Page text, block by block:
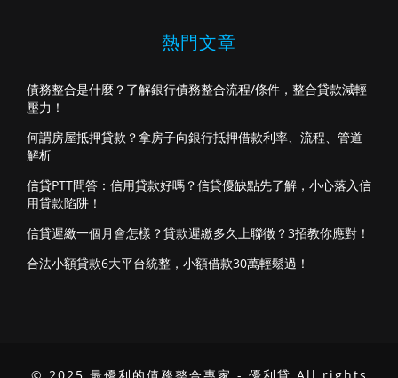
熱門文章
債務整合是什麼？了解銀行債務整合流程/條件，整合貸款減輕
壓力！
何謂房屋抵押貸款？拿房子向銀行抵押借款利率、流程、管道
解析
信貸PTT問答：信用貸款好嗎？信貸優缺點先了解，小心落入信
用貸款陷阱！
信貸遲繳一個月會怎樣？貸款遲繳多久上聯徵？3招教你應對！
合法小額貸款6大平台統整，小額借款30萬輕鬆過！
© 2025 最優利的債務整合專家 - 優利貸 All rights